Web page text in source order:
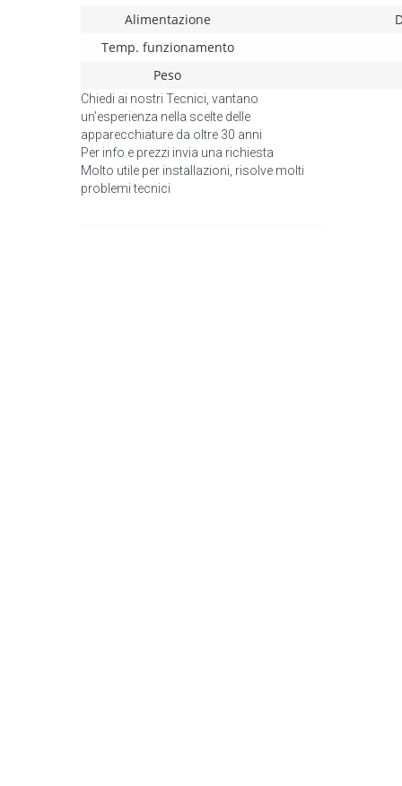
Alimentazione
Temp. funzionamento
Peso
Chiedi ai nostri Tecnici, vantano
un’esperienza nella scelte delle
apparecchiature da oltre 30 anni
Per info e prezzi invia una richiesta
Molto utile per installazioni, risolve molti
problemi tecnici